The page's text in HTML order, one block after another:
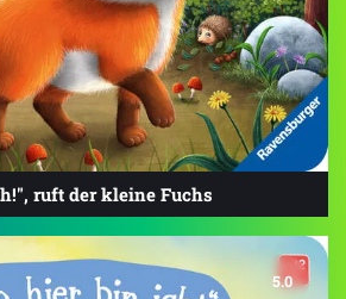
ruft der kleine Fuchs
5.0